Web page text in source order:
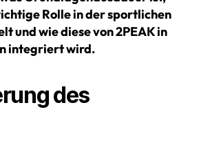
Rolle in der sportlichen
und wie diese von 2PEAK in
integriert wird.
des